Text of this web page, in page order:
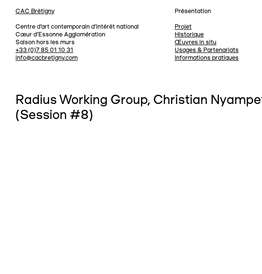
CAC Brétigny
Navigation
Présentation
Projet
Historique
Œuvres in situ
Usages & Partenariats
Informations pratiques
Centre d’art contemporain d’intérêt national
Cœur d’Essonne Agglomération
Saison hors les murs
+33 (0)7 85 01 10 31
info@cacbretigny.com
Radius Working Group, Christian
(Session #8)